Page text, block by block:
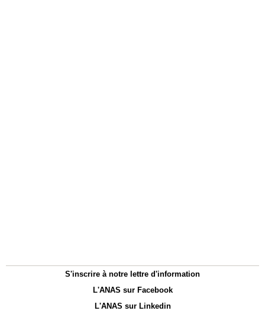
S'inscrire à notre lettre d'information
L'ANAS sur Facebook
L'ANAS sur Linkedin